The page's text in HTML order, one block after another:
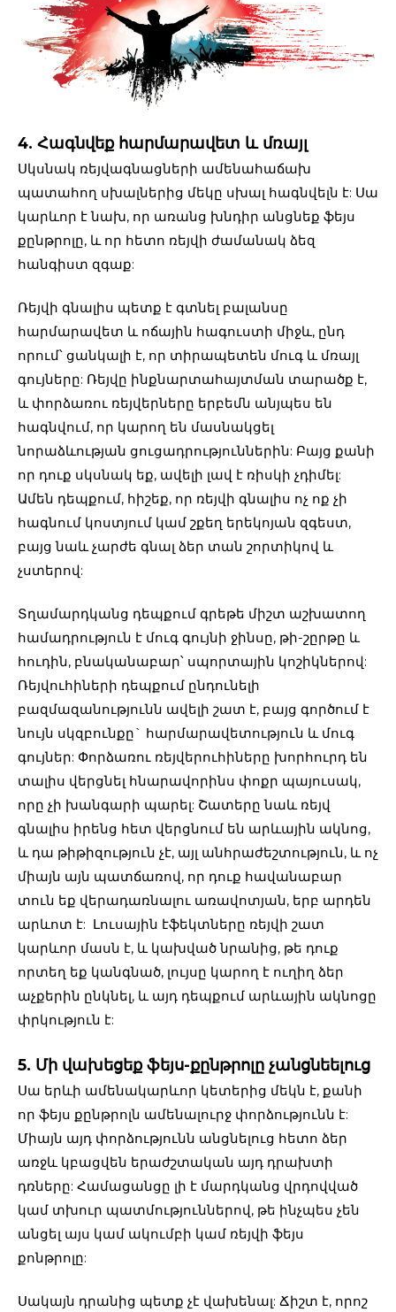
4. Հագնվեք հարմարավետ և մռայլ
Սկսնակ ռեյվագնացների ամենահաճախ
պատահող սխալներից մեկը սխալ հագնվելն է: Սա
կարևոր է նախ, որ առանց խնդիր անցնեք ֆեյս
քընթրոլը, և որ հետո ռեյվի ժամանակ ձեզ
հանգիստ զգաք:
Ռեյվի գնալիս պետք է գտնել բալանսը
հարմարավետ և ոճային հագուստի միջև, ընդ
որում՝ ցանկալի է, որ տիրապետեն մուգ և մռայլ
գույները: Ռեյվը ինքնարտահայտման տարածք է,
և փորձառու ռեյվերները երբեմն անյպես են
հագնվում, որ կարող են մասնակցել
նորաձևության ցուցադրություններին: Բայց քանի
որ դուք սկսնակ եք, ավելի լավ է ռիսկի չդիմել:
Ամեն դեպքում, հիշեք, որ ռեյվի գնալիս ոչ ոք չի
հագնում կոստյում կամ շքեղ երեկոյան զգեստ,
բայց նաև չարժե գնալ ձեր տան շորտիկով և
չստերով:
Տղամարդկանց դեպքում գրեթե միշտ աշխատող
համադրություն է մուգ գույնի ջինսը, թի-շըրթը և
հուդին, բնականաբար՝ սպորտային կոշիկներով:
Ռեյվուհիների դեպքում ընդունելի
բազմազանությունն ավելի շատ է, բայց գործում է
նույն սկզբունքը` հարմարավետություն և մուգ
գույներ: Փորձառու ռեյվերուհիները խորհուրդ են
տալիս վերցնել հնարավորինս փոքր պայուսակ,
որը չի խանգարի պարել: Շատերը նաև ռեյվ
գնալիս իրենց հետ վերցնում են արևային ակնոց,
և դա թիթիզություն չէ, այլ անհրաժեշտություն, և ոչ
միայն այն պատճառով, որ դուք հավանաբար
տուն եք վերադառնալու առավոտյան, երբ արդեն
արևոտ է: Լուսային էֆեկտները ռեյվի շատ
կարևոր մասն է, և կախված նրանից, թե դուք
որտեղ եք կանգնած, լույսը կարող է ուղիղ ձեր
աչքերին ընկնել, և այդ դեպքում արևային ակնոցը
փրկություն է:
5. Մի վախեցեք ֆեյս-քընթրոլը չանցնեելուց
Սա երևի ամենակարևոր կետերից մեկն է, քանի
որ ֆեյս քընթրոլն ամենալուրջ փորձությունն է:
Միայն այդ փորձությունն անցնելուց հետո ձեր
առջև կբացվեն երաժշտական այդ դրախտի
դռները: Համացանցը լի է մարդկանց վրդովված
կամ տխուր պատմություններով, թե ինչպես չեն
անցել այս կամ ակումբի կամ ռեյվի ֆեյս
քոնթրոլը:
Սակայն դրանից պետք չէ վախենալ: Ճիշտ է, որոշ